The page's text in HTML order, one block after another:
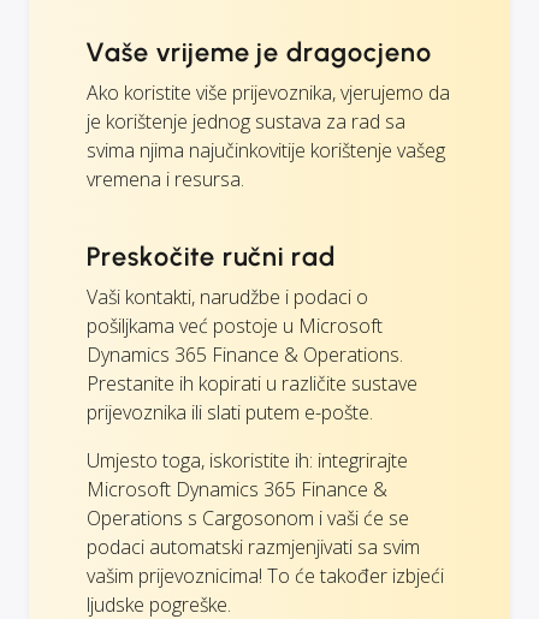
Vaše vrijeme je dragocjeno
Ako koristite više prijevoznika, vjerujemo da
je korištenje jednog sustava za rad sa
svima njima najučinkovitije korištenje vašeg
vremena i resursa.
Preskočite ručni rad
Vaši kontakti, narudžbe i podaci o
pošiljkama već postoje u Microsoft
Dynamics 365 Finance & Operations.
Prestanite ih kopirati u različite sustave
prijevoznika ili slati putem e-pošte.
Umjesto toga, iskoristite ih: integrirajte
Microsoft Dynamics 365 Finance &
Operations s Cargosonom i vaši će se
podaci automatski razmjenjivati sa svim
vašim prijevoznicima! To će također izbjeći
ljudske pogreške.